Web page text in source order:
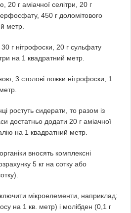
20 г аміачної селітри, 20 г
450 г доломітового
метр.
г нітрофоски, 20 г сульфату
на 1 квадратний метр.
3 столові ложки нітрофоски, 1
ростуть сидерати, то разом із
достатньо додати 20 г аміачної
на 1 квадратний метр.
вносять комплексні
5 кг на сотку або
мікроелементи, наприклад:
на 1 кв. метр) і молібден (0,1 г